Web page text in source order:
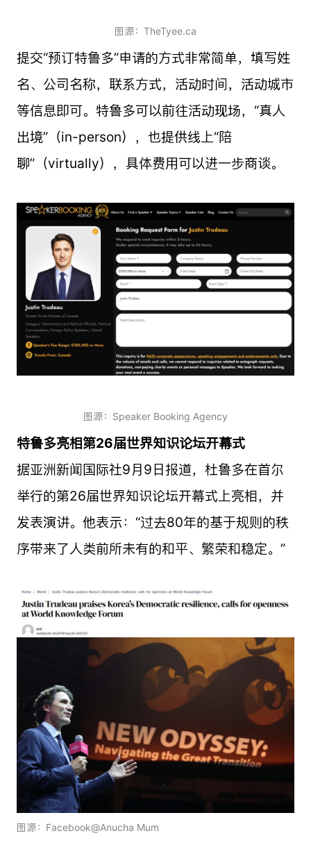
图源：TheTyee.ca
提交“预订特鲁多”申请的方式非常简单，填写姓
名、公司名称，联系方式，活动时间，活动城市
等信息即可。特鲁多可以前往活动现场，“真人
出境”（in-person），也提供线上“陪
聊”（virtually），具体费用可以进一步商谈。
图源：Speaker Booking Agency
特鲁多亮相第26届世界知识论坛开幕式
据亚洲新闻国际社9月9日报道，杜鲁多在首尔
举行的第26届世界知识论坛开幕式上亮相，并
发表演讲。他表示：“过去80年的基于规则的秩
序带来了人类前所未有的和平、繁荣和稳定。”
图源：Facebook@Anucha Mum